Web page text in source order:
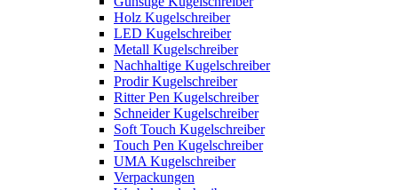
Holz Kugelschreiber
LED Kugelschreiber
Metall Kugelschreiber
Nachhaltige Kugelschreiber
Prodir Kugelschreiber
Ritter Pen Kugelschreiber
Schneider Kugelschreiber
Soft Touch Kugelschreiber
Touch Pen Kugelschreiber
UMA Kugelschreiber
Verpackungen